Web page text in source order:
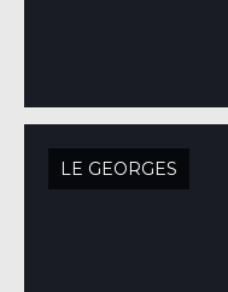
LE GEORGES